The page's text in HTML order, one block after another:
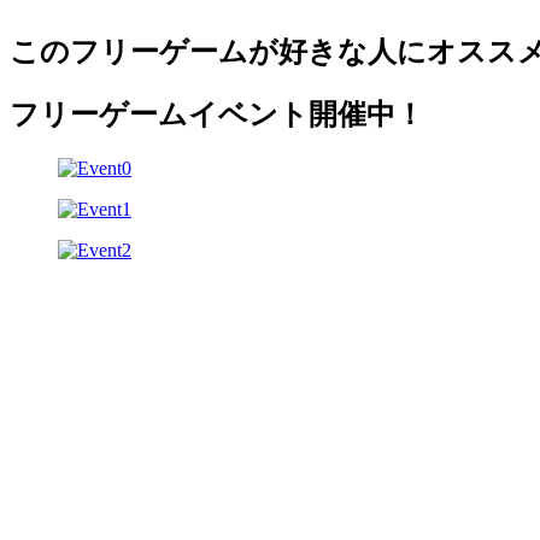
このフリーゲームが好きな人にオスス
フリーゲームイベント開催中！